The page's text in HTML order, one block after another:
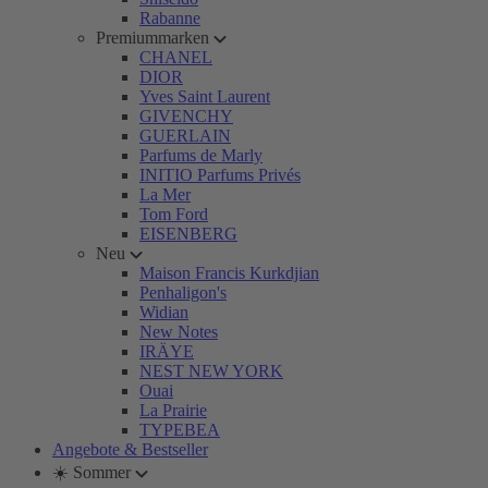
Rabanne
Premiummarken
CHANEL
DIOR
Yves Saint Laurent
GIVENCHY
GUERLAIN
Parfums de Marly
INITIO Parfums Privés
La Mer
Tom Ford
EISENBERG
Neu
Maison Francis Kurkdjian
Penhaligon's
Widian
New Notes
IRÄYE
NEST NEW YORK
Ouai
La Prairie
TYPEBEA
Angebote & Bestseller
☀️ Sommer